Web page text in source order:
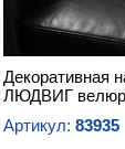
Декоративная
ЛЮДВИГ велюр
Артикул: 83935